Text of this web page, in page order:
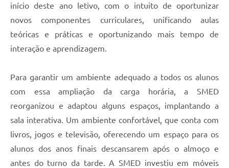
início deste ano letivo, com o intuito de oportunizar
novos componentes curriculares, unificando aulas
teóricas e práticas e oportunizando mais tempo de
interação e aprendizagem.
Para garantir um ambiente adequado a todos os alunos
com essa ampliação da carga horária, a SMED
reorganizou e adaptou alguns espaços, implantando a
sala interativa. Um ambiente confortável, que conta com
livros, jogos e televisão, oferecendo um espaço para os
alunos dos anos finais descansarem após o almoço e
antes do turno da tarde. A SMED investiu em móveis